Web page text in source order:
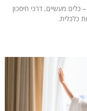
מעשיים, דרכי חיסכון